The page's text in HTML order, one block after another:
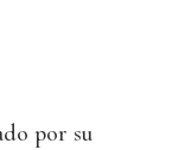
por su